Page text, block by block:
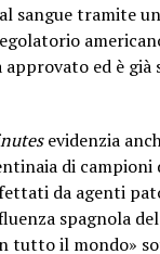
sangue tramite
approvato ed è
evidenzia
di campioni
da agenti
spagnola
tutto il mondo»